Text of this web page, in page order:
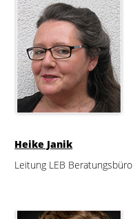
Heike Janik
Leitung LEB Beratungsbüro